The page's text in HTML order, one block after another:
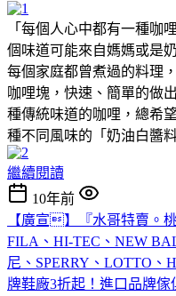
「每個人心中都有一種咖
個味道可能來自媽媽或是
每個家庭都曾煮過的料理
咖哩塊，快速、簡單的做
種傳統味道的咖哩，總希
種不同風味的「奶油白醬
繼續閱讀
10年前
【廣宣】『水哥特賣。
FILA、HI-TEC、NEW
尼、SPERRY、LOTTO、
牌鞋廠3折起！進口品牌